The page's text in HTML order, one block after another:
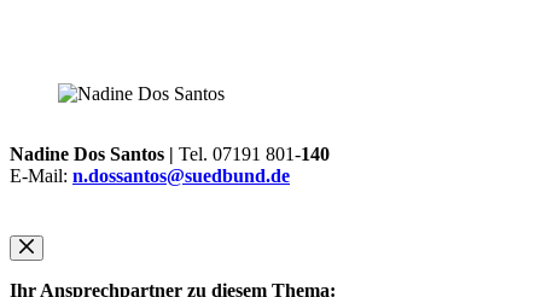
Nadine Dos Santos | Tel. 07191 801-140
E-Mail: n.dossantos@suedbund.de
Ihr Ansprechpartner zu diesem Thema: